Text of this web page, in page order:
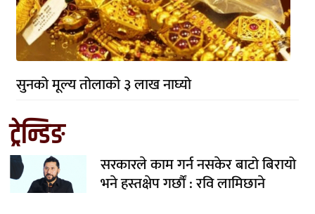
सुनको मूल्य तोलाको ३ लाख नाघ्यो
ट्रेन्डिङ
सरकारले काम गर्न नसकेर बाटो बिरायो
भने हस्तक्षेप गर्छौं : रवि लामिछाने